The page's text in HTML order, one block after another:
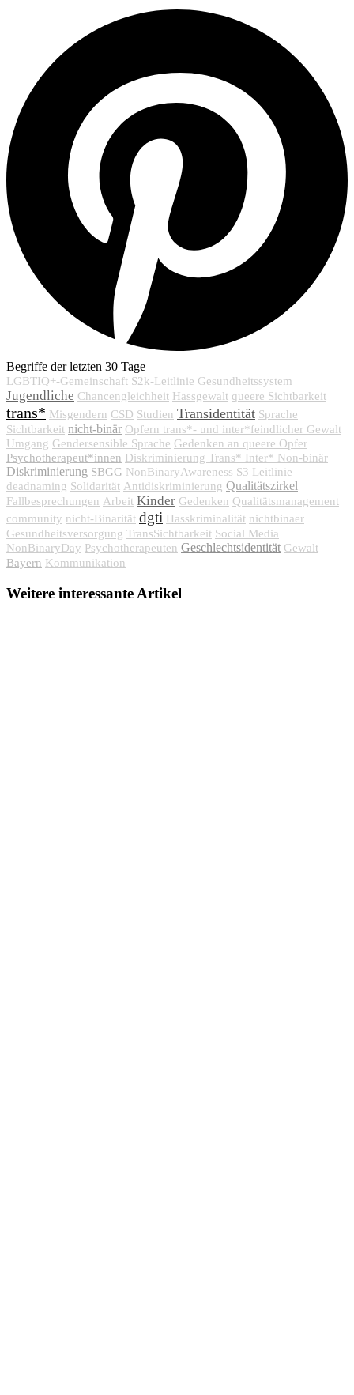
Begriffe der letzten 30 Tage
LGBTIQ+-Gemeinschaft S2k-Leitlinie Gesundheitssystem
Jugendliche Chancengleichheit Hassgewalt queere Sichtbarkeit
trans* Misgendern CSD Studien Transidentität Sprache
Sichtbarkeit nicht-binär Opfern trans*- und inter*feindlicher Gewalt
Umgang Gendersensible Sprache Gedenken an queere Opfer
Psychotherapeut*innen Diskriminierung Trans* Inter* Non-binär
Diskriminierung SBGG NonBinaryAwareness S3 Leitlinie
deadnaming Solidarität Antidiskriminierung Qualitätszirkel
Fallbesprechungen Arbeit Kinder Gedenken Qualitätsmanagement
community nicht-Binarität dgti Hasskriminalität nichtbinaer
Gesundheitsversorgung TransSichtbarkeit Social Media
NonBinaryDay Psychotherapeuten Geschlechtsidentität Gewalt
Bayern Kommunikation
Weitere interessante Artikel